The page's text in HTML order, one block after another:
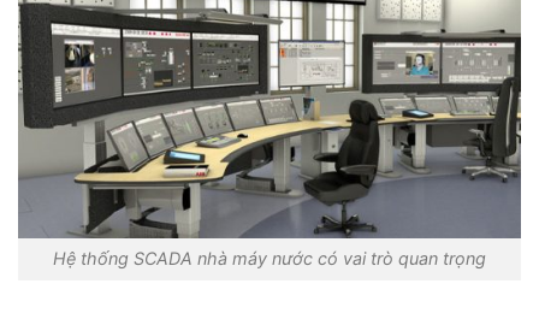
Hệ thống SCADA nhà máy nước có vai trò quan trọng